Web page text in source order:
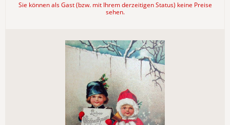
Sie können als Gast (bzw. mit Ihrem derzeitigen Status) keine Preise
sehen.